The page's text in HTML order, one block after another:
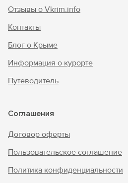
Отзывы о Vkrim.info
Контакты
Блог о Крыме
Информация о курорте
Путеводитель
Соглашения
Договор оферты
Пользовательское соглашение
Политика конфиденциальности